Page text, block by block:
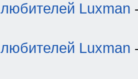
Luxman
Luxman